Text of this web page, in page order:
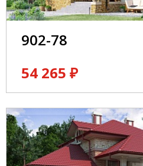
902-78
54 265 ₽